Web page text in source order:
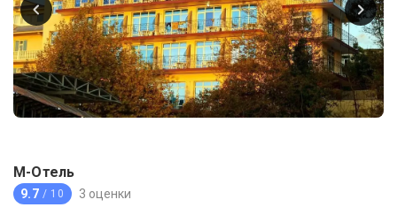
М-Отель
9.7 / 10 3 оценки